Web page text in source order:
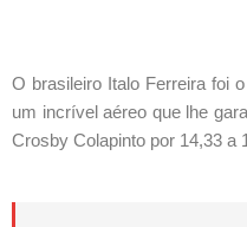
O brasileiro Italo Ferreira foi
um incrível aéreo que lhe
Crosby Colapinto por 14,33 a